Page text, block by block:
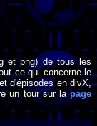
et png) de tous les
ce qui concerne le
d'épisodes en divX,
un tour sur la page